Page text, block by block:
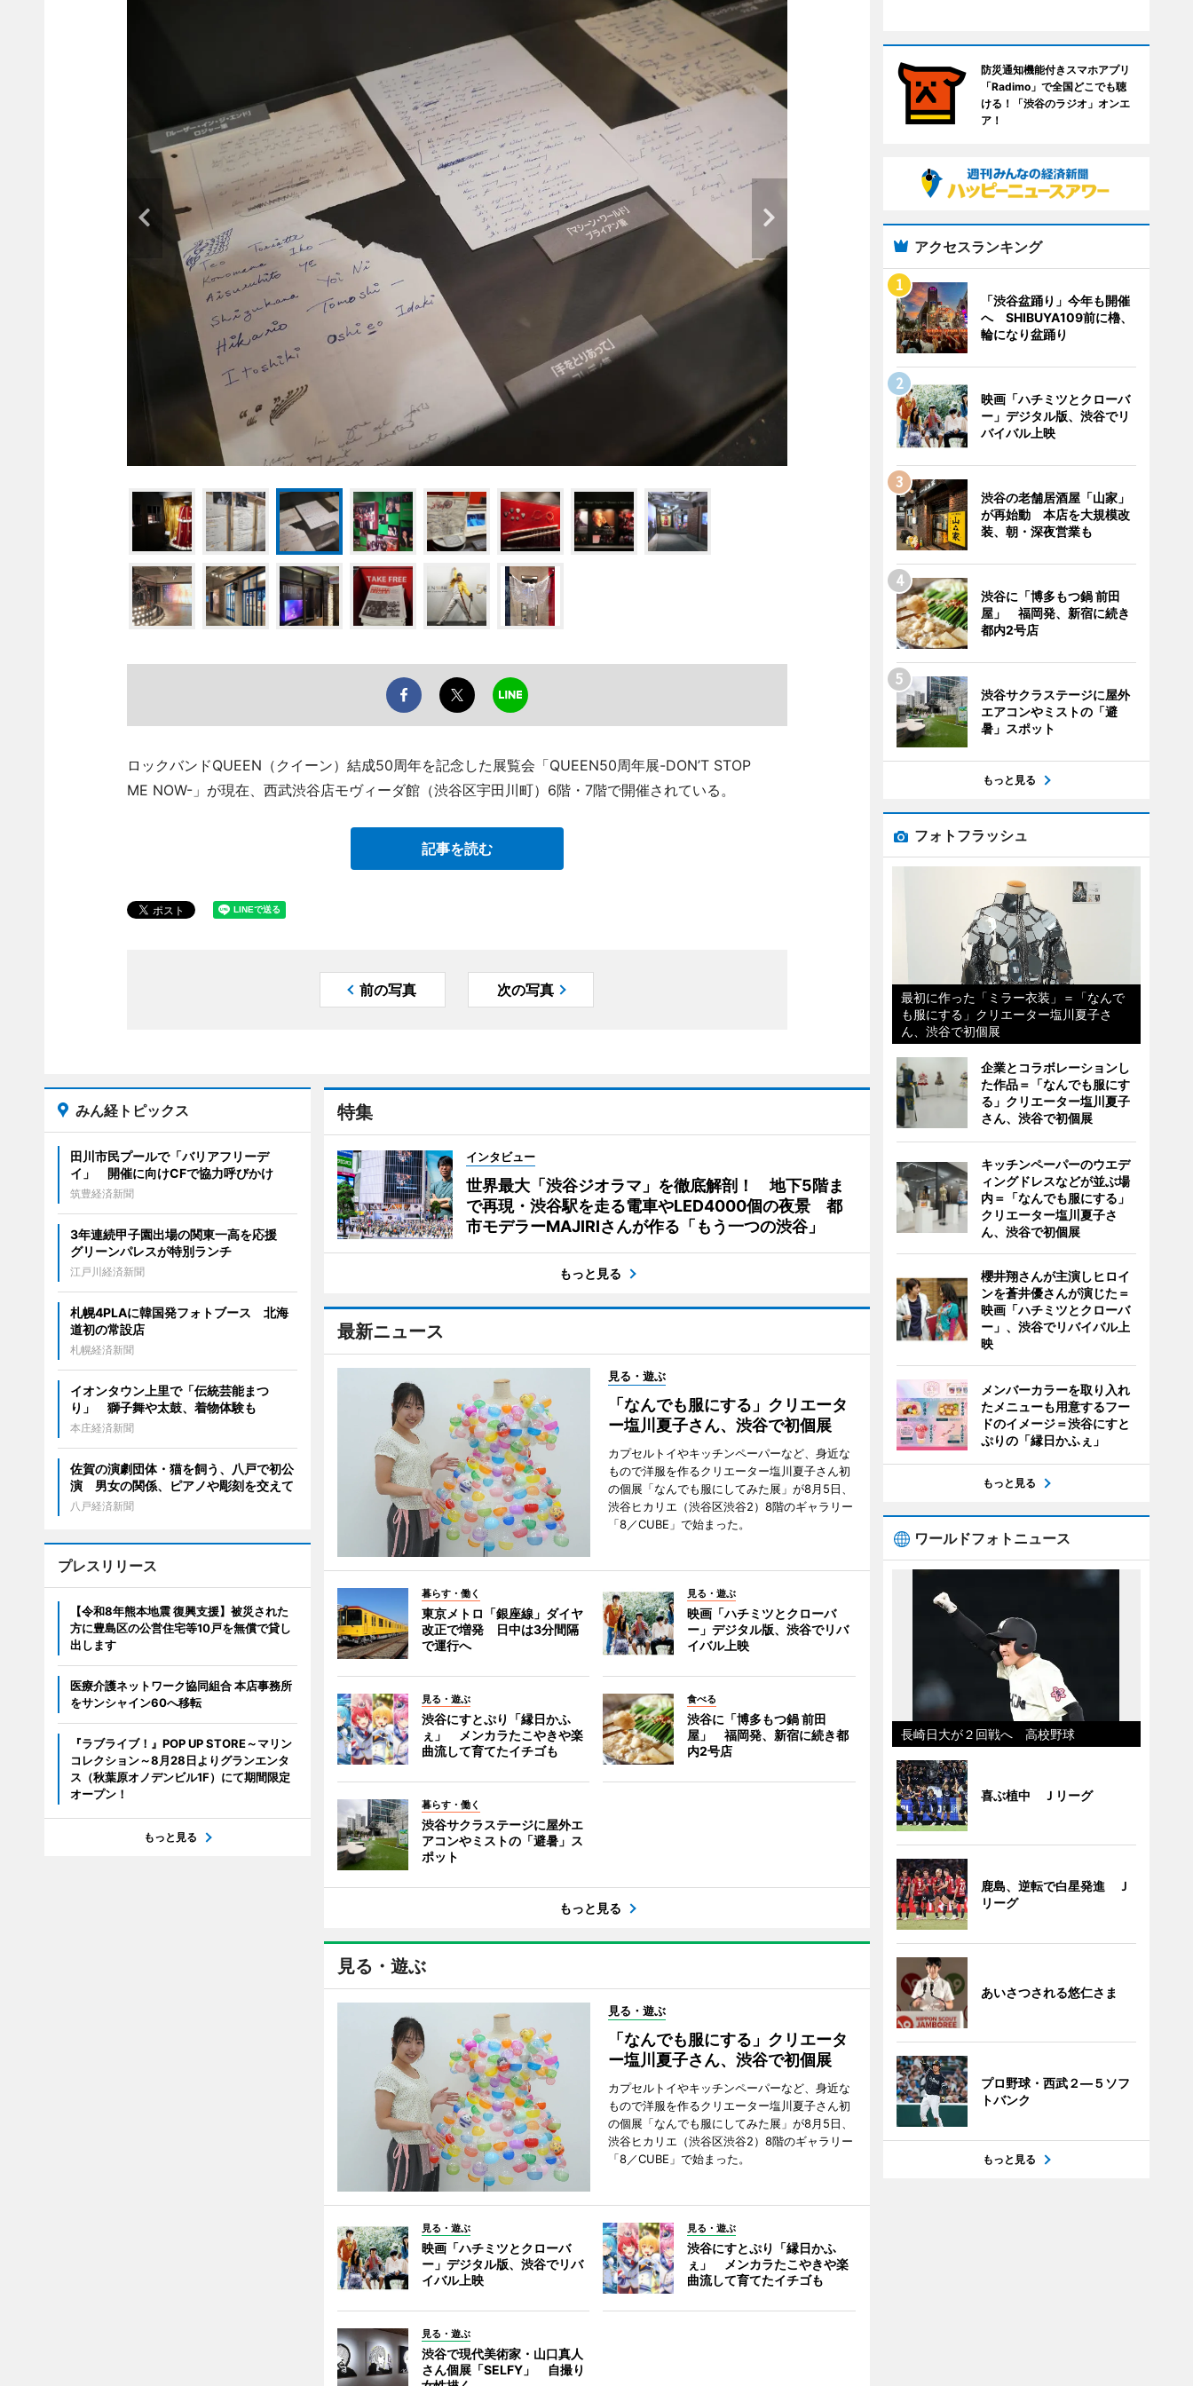
ロックバンドQUEEN（クイーン）結成50周年を記念した展覧会「QUEEN50周年展-DON’T STOP
ME NOW-」が現在、西武渋谷店モヴィーダ館（渋谷区宇田川町）6階・7階で開催されている。
記事を読む
前の写真 次の写真
特集
インタビュー
世界最大「渋谷ジオラマ」を徹底解剖！ 地下5階ま
で再現・渋谷駅を走る電車やLED4000個の夜景 都
市モデラーMAJIRIさんが作る「もう一つの渋谷」
もっと見る
最新ニュース
見る・遊ぶ
「なんでも服にする」クリエータ
ー塩川夏子さん、渋谷で初個展
カプセルトイやキッチンペーパーなど、身近な
もので洋服を作るクリエーター塩川夏子さん初
の個展「なんでも服にしてみた展」が8月5日、
渋谷ヒカリエ（渋谷区渋谷2）8階のギャラリー
「8／CUBE」で始まった。
暮らす・働く
東京メトロ「銀座線」ダイヤ
改正で増発 日中は3分間隔
で運行へ
見る・遊ぶ
映画「ハチミツとクローバ
ー」デジタル版、渋谷でリバ
イバル上映
見る・遊ぶ
渋谷にすとぷり「縁日かふ
ぇ」 メンカラたこやきや楽
曲流して育てたイチゴも
食べる
渋谷に「博多もつ鍋 前田
屋」 福岡発、新宿に続き都
内2号店
暮らす・働く
渋谷サクラステージに屋外エ
アコンやミストの「避暑」ス
ポット
もっと見る
見る・遊ぶ
見る・遊ぶ
「なんでも服にする」クリエータ
ー塩川夏子さん、渋谷で初個展
カプセルトイやキッチンペーパーなど、身近な
もので洋服を作るクリエーター塩川夏子さん初
の個展「なんでも服にしてみた展」が8月5日、
渋谷ヒカリエ（渋谷区渋谷2）8階のギャラリー
「8／CUBE」で始まった。
見る・遊ぶ
映画「ハチミツとクローバ
ー」デジタル版、渋谷でリバ
イバル上映
見る・遊ぶ
渋谷にすとぷり「縁日かふ
ぇ」 メンカラたこやきや楽
曲流して育てたイチゴも
見る・遊ぶ
渋谷で現代美術家・山口真人
さん個展「SELFY」 自撮り
みん経トピックス
田川市民プールで「バリアフリーデ
イ」 開催に向けCFで協力呼びかけ
筑豊経済新聞
3年連続甲子園出場の関東一高を応援
グリーンパレスが特別ランチ
江戸川経済新聞
札幌4PLAに韓国発フォトブース 北海
道初の常設店
札幌経済新聞
イオンタウン上里で「伝統芸能まつ
り」 獅子舞や太鼓、着物体験も
本庄経済新聞
佐賀の演劇団体・猫を飼う、八戸で初公
演 男女の関係、ピアノや彫刻を交えて
八戸経済新聞
プレスリリース
【令和8年熊本地震 復興支援】被災された
方に豊島区の公営住宅等10戸を無償で貸し
出します
医療介護ネットワーク協同組合 本店事務所
をサンシャイン60へ移転
『ラブライブ！』POP UP STORE～マリン
コレクション～8月28日よりグランエンタ
ス（秋葉原オノデンビル1F）にて期間限定
オープン！
もっと見る
防災通知機能付きスマホアプリ
「Radimo」で全国どこでも聴
ける！「渋谷のラジオ」オンエ
ア！
アクセスランキング
「渋谷盆踊り」今年も開催
へ SHIBUYA109前に櫓、
輪になり盆踊り
映画「ハチミツとクローバ
ー」デジタル版、渋谷でリ
バイバル上映
渋谷の老舗居酒屋「山家」
が再始動 本店を大規模改
装、朝・深夜営業も
渋谷に「博多もつ鍋 前田
屋」 福岡発、新宿に続き
都内2号店
渋谷サクラステージに屋外
エアコンやミストの「避
暑」スポット
もっと見る
フォトフラッシュ
最初に作った「ミラー衣装」＝「なんで
も服にする」クリエーター塩川夏子さ
ん、渋谷で初個展
企業とコラボレーションし
た作品＝「なんでも服にす
る」クリエーター塩川夏子
さん、渋谷で初個展
キッチンペーパーのウエデ
ィングドレスなどが並ぶ場
内＝「なんでも服にする」
クリエーター塩川夏子さ
ん、渋谷で初個展
櫻井翔さんが主演しヒロイ
ンを蒼井優さんが演じた＝
映画「ハチミツとクローバ
ー」、渋谷でリバイバル上
映
メンバーカラーを取り入れ
たメニューも用意するフー
ドのイメージ＝渋谷にすと
ぷりの「縁日かふぇ」
もっと見る
ワールドフォトニュース
長崎日大が２回戦へ 高校野球
喜ぶ植中 Ｊリーグ
鹿島、逆転で白星発進 Ｊ
リーグ
あいさつされる悠仁さま
プロ野球・西武２―５ソフ
トバンク
もっと見る